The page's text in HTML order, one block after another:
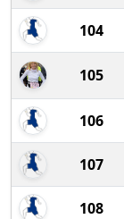
104
105
106
107
108